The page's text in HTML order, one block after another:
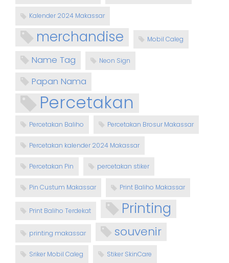
Kalender 2024 Makassar
merchandise Mobil Caleg
Name Tag Neon Sign
Papan Nama
Percetakan
Percetakan Baliho Percetakan Brosur Makassar
Percetakan kalender 2024 Makassar
Percetakan Pin percetakan stiker
Pin Custum Makassar Print Baliho Makassar
Print Baliho Terdekat Printing
printing makassar souvenir
Sriker Mobil Caleg Stiker SkinCare